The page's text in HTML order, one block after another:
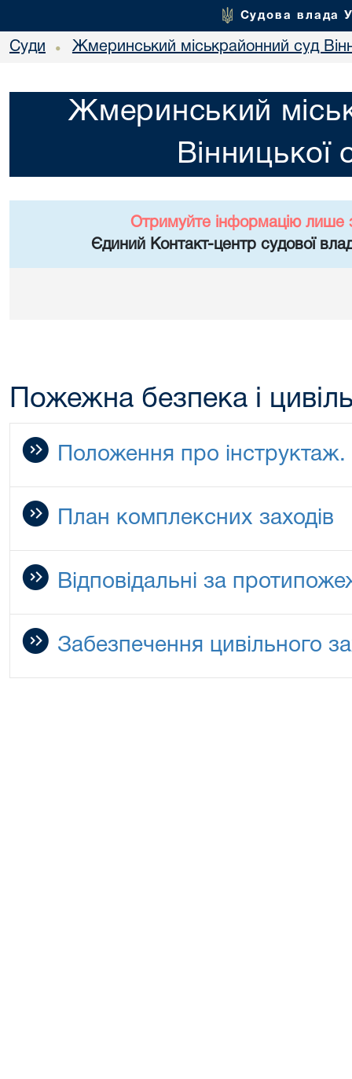
Судова влада
Суди • Жмеринський міськрайонний суд
Жмеринський
Вінницької
Отримуйте інформацію лише
Єдиний Контакт-центр судової
Пожежна безпека і
Положення про інструктаж.
План комплексних заходів
Відповідальні за
Забезпечення цивільного